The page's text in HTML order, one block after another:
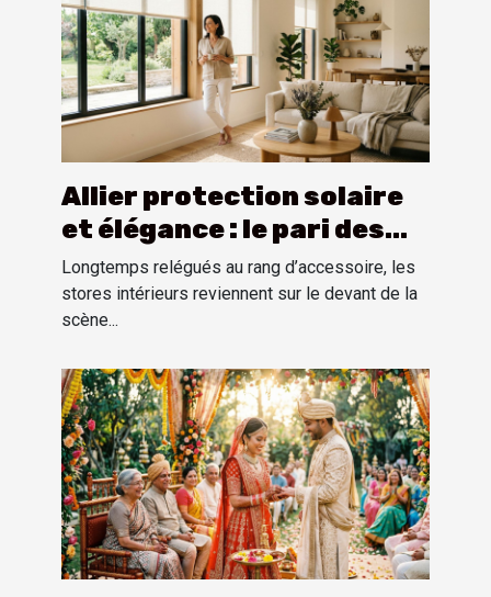
Allier protection solaire
et élégance : le pari des
stores intérieurs
Longtemps relégués au rang d’accessoire, les
stores intérieurs reviennent sur le devant de la
scène...